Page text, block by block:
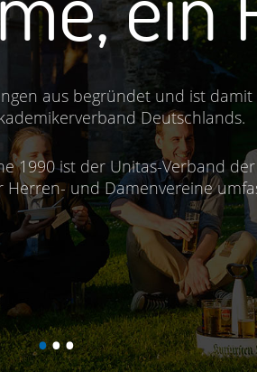
ist damit der älteste katholische
der einzige katholische
umfasst.
•••